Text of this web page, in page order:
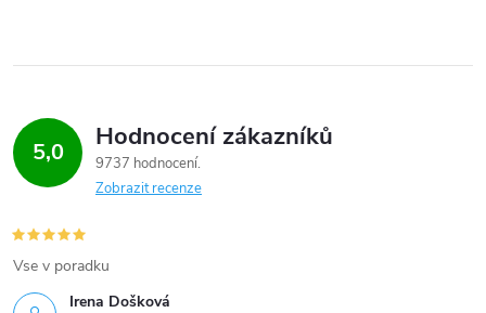
5,0 Hodnocení zákazníků
9737 hodnocení
Zobrazit recenze
Irena Došková
Vse v poradku